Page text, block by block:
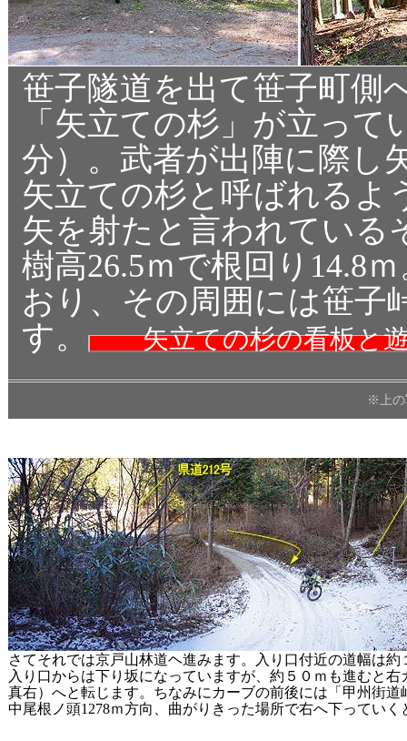
笹子隧道を出て笹子町側
「矢立ての杉」が立っ
分）。武者が出陣に際し
矢立ての杉と呼ばれるよ
矢を射たと言われている
樹高26.5ｍで根回り14.8
おり、その周囲には笹子
す。
矢立ての杉の看板と
※上の
さてそれでは京戸山林道ヘ進みます。入り口付近の道幅は
入り口からは下り坂になっていますが、約５０ｍも進むと
真右）へと転じます。ちなみにカーブの前後には「甲州街
中尾根ノ頭1278ｍ方向、曲がりきった場所で右へ下ってい